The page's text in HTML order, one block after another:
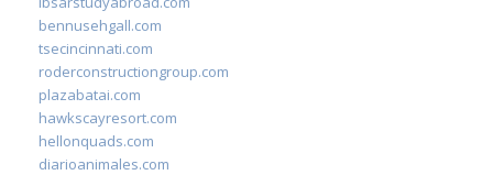
bennusehgall.com
tsecincinnati.com
roderconstructiongroup.com
plazabatai.com
hawkscayresort.com
hellonquads.com
diarioanimales.com